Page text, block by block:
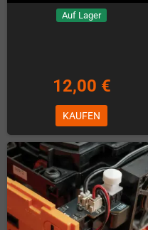
Auf Lager
12,00 €
KAUFEN